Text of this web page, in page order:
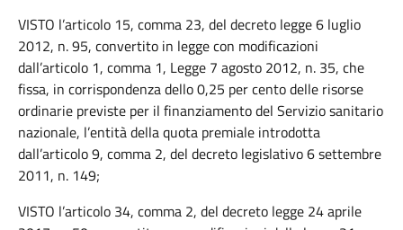
VISTO l’articolo 15, comma 23, del decreto legge 6 luglio
2012, n. 95, convertito in legge con modificazioni
dall’articolo 1, comma 1, Legge 7 agosto 2012, n. 35, che
fissa, in corrispondenza dello 0,25 per cento delle risorse
ordinarie previste per il finanziamento del Servizio sanitario
nazionale, l’entità della quota premiale introdotta
dall’articolo 9, comma 2, del decreto legislativo 6 settembre
2011, n. 149;
VISTO l’articolo 34, comma 2, del decreto legge 24 aprile